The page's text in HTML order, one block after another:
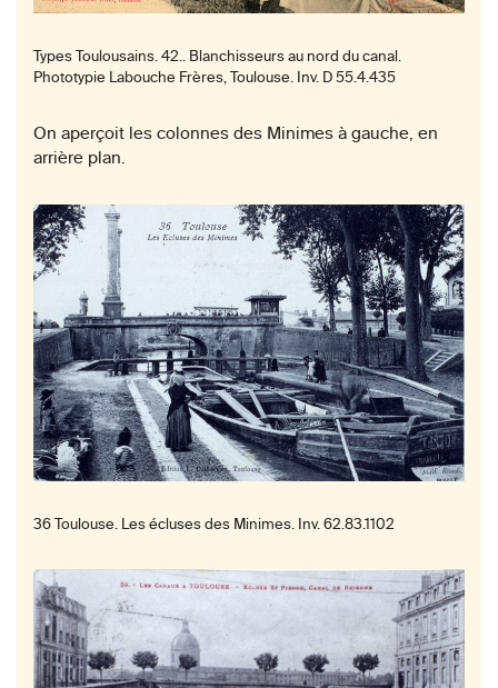
Types Toulousains. 42.. Blanchisseurs au nord du canal.
Phototypie Labouche Frères, Toulouse. Inv. D 55.4.435
On aperçoit les colonnes des Minimes à gauche, en
arrière plan.
36 Toulouse. Les écluses des Minimes. Inv. 62.83.1102